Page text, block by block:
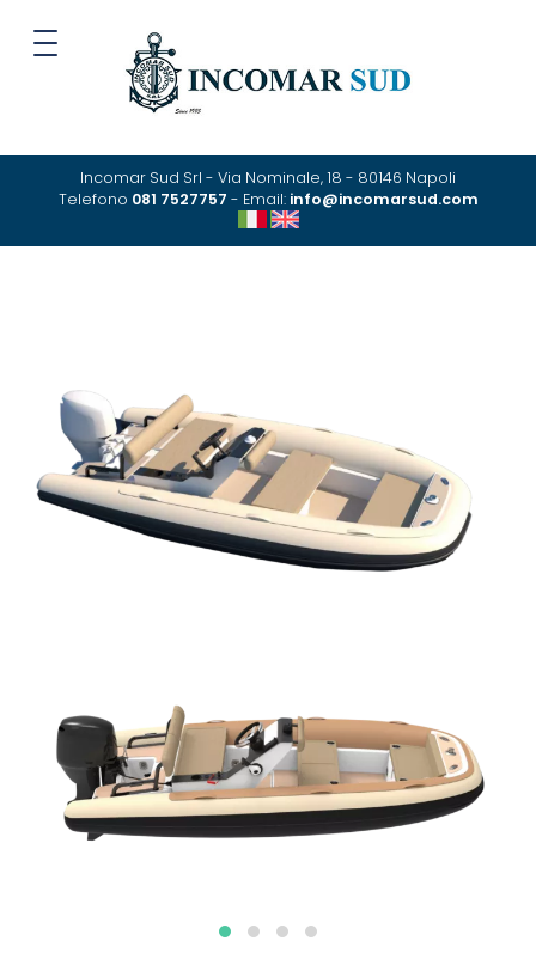
Incomar Sud Srl - Via Nominale, 18 - 80146 Napoli
Telefono 081 7527757 - Email: info@incomarsud.com